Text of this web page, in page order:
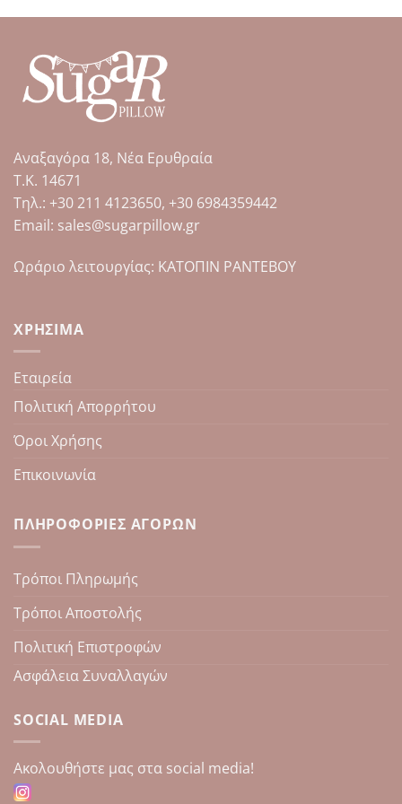
έχει
πολλαπλές
παραλλαγές.
Οι
επιλογές
να
στη
σελίδα
του
Αναξαγόρα 18, Νέα Ερυθραία
Τ.Κ. 14671
Tηλ.: +30 211 4123650, +30 6984359442
Email: sales@sugarpillow.gr
Ωράριο λειτουργίας: ΚΑΤΟΠΙΝ ΡΑΝΤΕΒΟΥ
ΧΡΉΣΙΜΑ
Εταιρεία
Πολιτική Απορρήτου
Όροι Χρήσης
Επικοινωνία
ΠΛΗΡΟΦΟΡΊΕΣ ΑΓΟΡΏΝ
Τρόποι Πληρωμής
Τρόποι Αποστολής
Πολιτική Επιστροφών
Ασφάλεια Συναλλαγών
SOCIAL MEDIA
Aκολουθήστε μας στα social media!